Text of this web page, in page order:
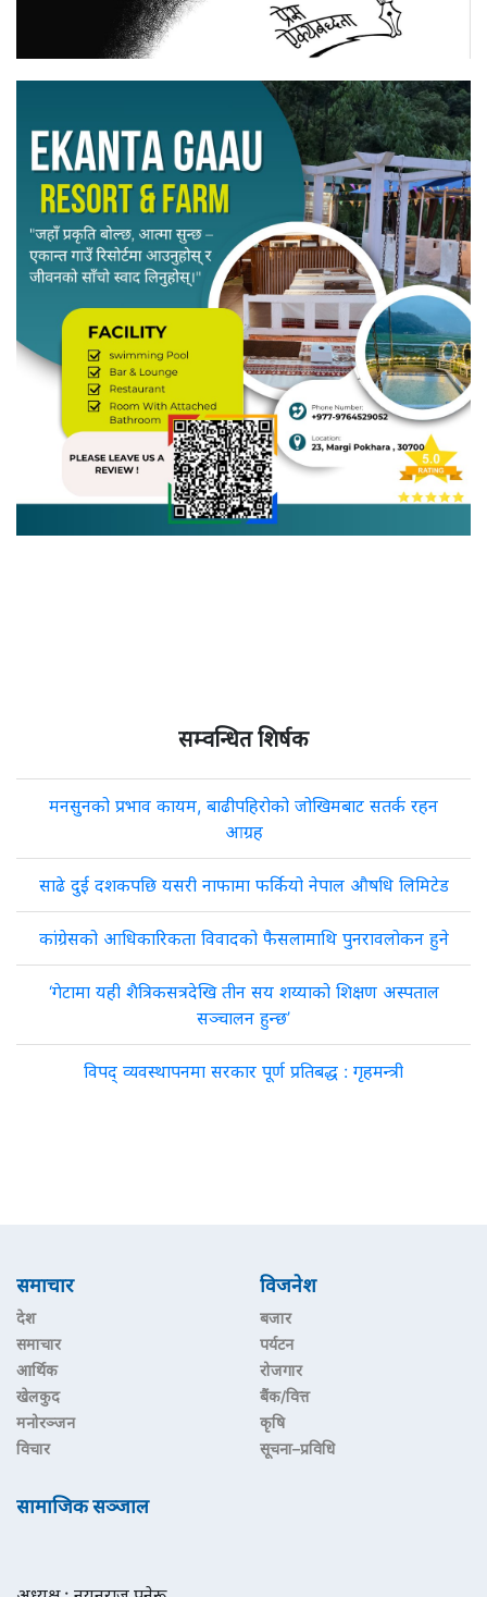
सम्वन्धित शिर्षक
मनसुनको प्रभाव कायम, बाढीपहिरोको जोखिमबाट सतर्क रहन
आग्रह
साढे दुई दशकपछि यसरी नाफामा फर्कियो नेपाल औषधि लिमिटेड
कांग्रेसको आधिकारिकता विवादको फैसलामाथि पुनरावलोकन हुने
‘गेटामा यही शैत्रिकसत्रदेखि तीन सय शय्याको शिक्षण अस्पताल
सञ्चालन हुन्छ’
विपद् व्यवस्थापनमा सरकार पूर्ण प्रतिबद्ध : गृहमन्त्री
समाचार
देश
समाचार
आर्थिक
खेलकुद
मनोरञ्जन
विचार
विजनेश
बजार
पर्यटन
रोजगार
बैंक/वित्त
कृषि
सूचना–प्रविधि
सामाजिक सञ्जाल